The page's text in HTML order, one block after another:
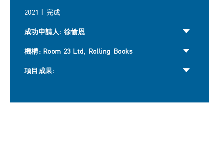
2021 | 完成
成功申請人: 徐愉恩
機構: Room 23 Ltd, Rolling Books
項目成果: